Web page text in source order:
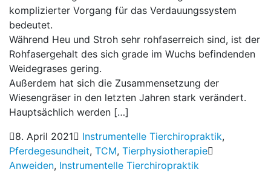
komplizierter Vorgang für das Verdauungssystem
bedeutet.
Während Heu und Stroh sehr rohfaserreich sind, ist der
Rohfasergehalt des sich grade im Wuchs befindenden
Weidegrases gering.
Außerdem hat sich die Zusammensetzung der
Wiesengräser in den letzten Jahren stark verändert.
Hauptsächlich werden […]
8. April 2021
Instrumentelle Tierchiropraktik,
Pferdegesundheit, TCM, Tierphysiotherapie
Anweiden, Instrumentelle Tierchiropraktik